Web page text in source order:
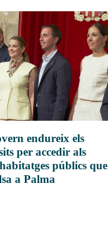
endureix els
per accedir als
públics que
a Palma